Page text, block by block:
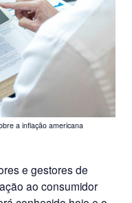
a inflação americana
e gestores de
ao consumidor